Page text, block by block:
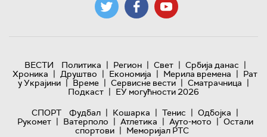
ВЕСТИ Политика | Регион | Свет | Србија данас |
Хроника | Друштво | Економија | Мерила времена | Рат
у Украјини | Време | Сервисне вести | Сматрачница |
Подкаст | ЕУ могућности 2026
СПОРТ
Фудбал | Кошарка | Тенис | Одбојка |
Рукомет | Ватерполо | Атлетика | Ауто-мото | Остали
спортови | Меморијал РТС